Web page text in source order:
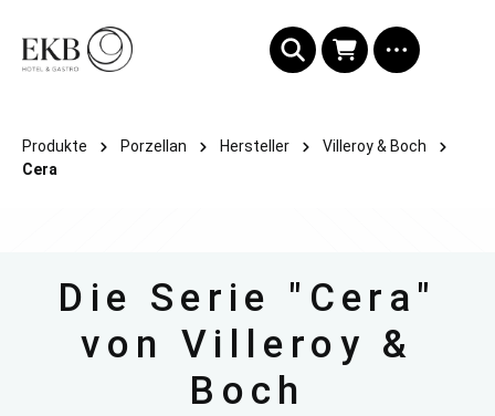
Produkte Porzellan Hersteller
Villeroy & Boch
Cera
Die Serie "Cera"
von Villeroy &
Boch